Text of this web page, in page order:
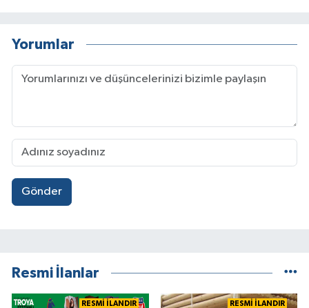
Yorumlar
Gönder
Resmi İlanlar
RESMİ İLANDIR RESMİ İLANDIR